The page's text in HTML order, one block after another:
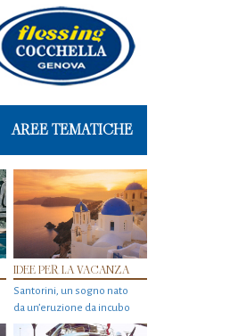
AREE TEMATICHE
IDEE PER LA VACANZA
Santorini, un sogno nato
da un’eruzione da incubo